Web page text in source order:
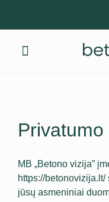
MB „Betono vizija”
https://
jūsų asmeniniai